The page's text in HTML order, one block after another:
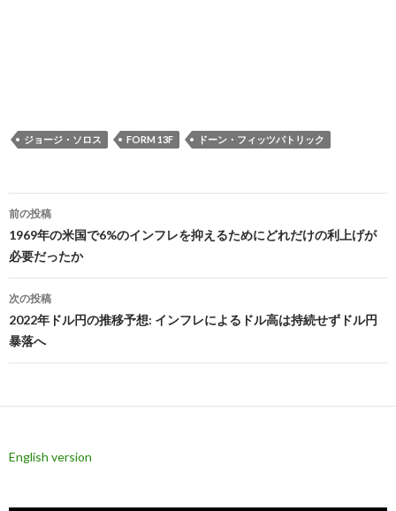
ジョージ・ソロス FORM 13F ドーン・フィッツパトリック
投
稿
ナ
ビ
ゲ
ー
ン
前の投稿
1969年の米国で6%のインフレを抑えるためにどれだけの利上げが
必要だったか
次の投稿
2022年ドル円の推移予想: インフレによるドル高は持続せずドル円
暴落へ
English version